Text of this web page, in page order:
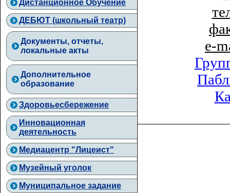
Дистанционное Обучение
ДЕБЮТ (школьный театр)
Документы, отчеты,
локальные акты
Дополнительное
образование
Здоровьесбережение
Инновационная
деятельность
Медиацентр "Лицеист"
Музейный уголок
Муниципальное задание
e-